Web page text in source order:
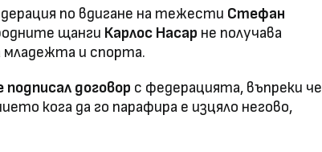
по вдигане на тежести Стефан
щанги Карлос Насар не получава
и спорта.
договор с федерацията, въпреки че
кога да го парафира е изцяло негово,